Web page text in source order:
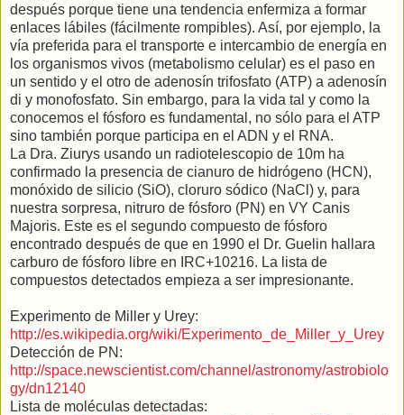
después porque tiene una tendencia enfermiza a formar
enlaces lábiles (fácilmente rompibles). Así, por ejemplo, la
vía preferida para el transporte e intercambio de energía en
los organismos vivos (metabolismo celular) es el paso en
un sentido y el otro de adenosín trifosfato (ATP) a adenosín
di y monofosfato. Sin embargo, para la vida tal y como la
conocemos el fósforo es fundamental, no sólo para el ATP
sino también porque participa en el ADN y el RNA.
La Dra. Ziurys usando un radiotelescopio de 10m ha
confirmado la presencia de cianuro de hidrógeno (HCN),
monóxido de silicio (SiO), cloruro sódico (NaCl) y, para
nuestra sorpresa, nitruro de fósforo (PN) en VY Canis
Majoris. Este es el segundo compuesto de fósforo
encontrado después de que en 1990 el Dr. Guelin hallara
carburo de fósforo libre en IRC+10216. La lista de
compuestos detectados empieza a ser impresionante.
Experimento de Miller y Urey:
http://es.wikipedia.org/wiki/Experimento_de_Miller_y_Urey
Detección de PN:
http://space.newscientist.com/channel/astronomy/astrobiolo
gy/dn12140
Lista de moléculas detectadas: